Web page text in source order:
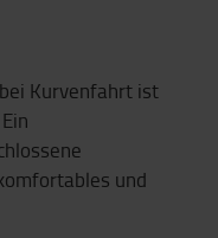
Kurvenfahrt ist
und